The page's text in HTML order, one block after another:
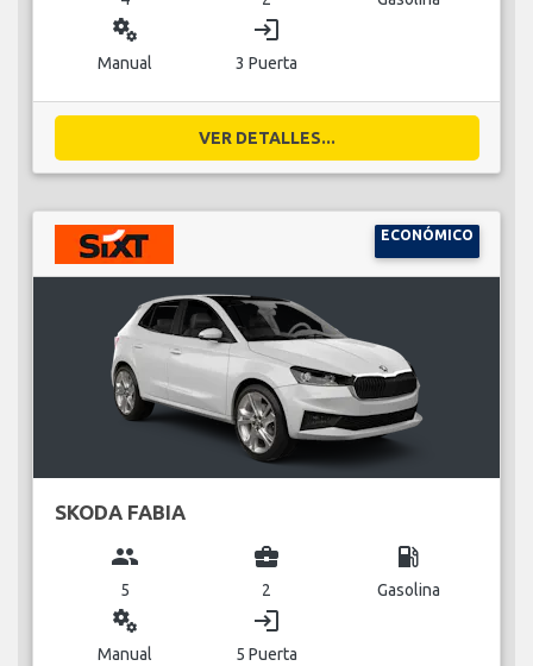
miscellaneous_services
Manual
login
3 Puerta
VER DETALLES...
ECONÓMICO
SKODA FABIA
group
5
business_center
2
local_gas_station
Gasolina
miscellaneous_services
Manual
login
5 Puerta